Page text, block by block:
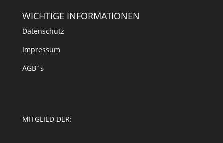
WICHTIGE INFORMATIONEN
Datenschutz
Impressum
AGB´s
MITGLIED DER: